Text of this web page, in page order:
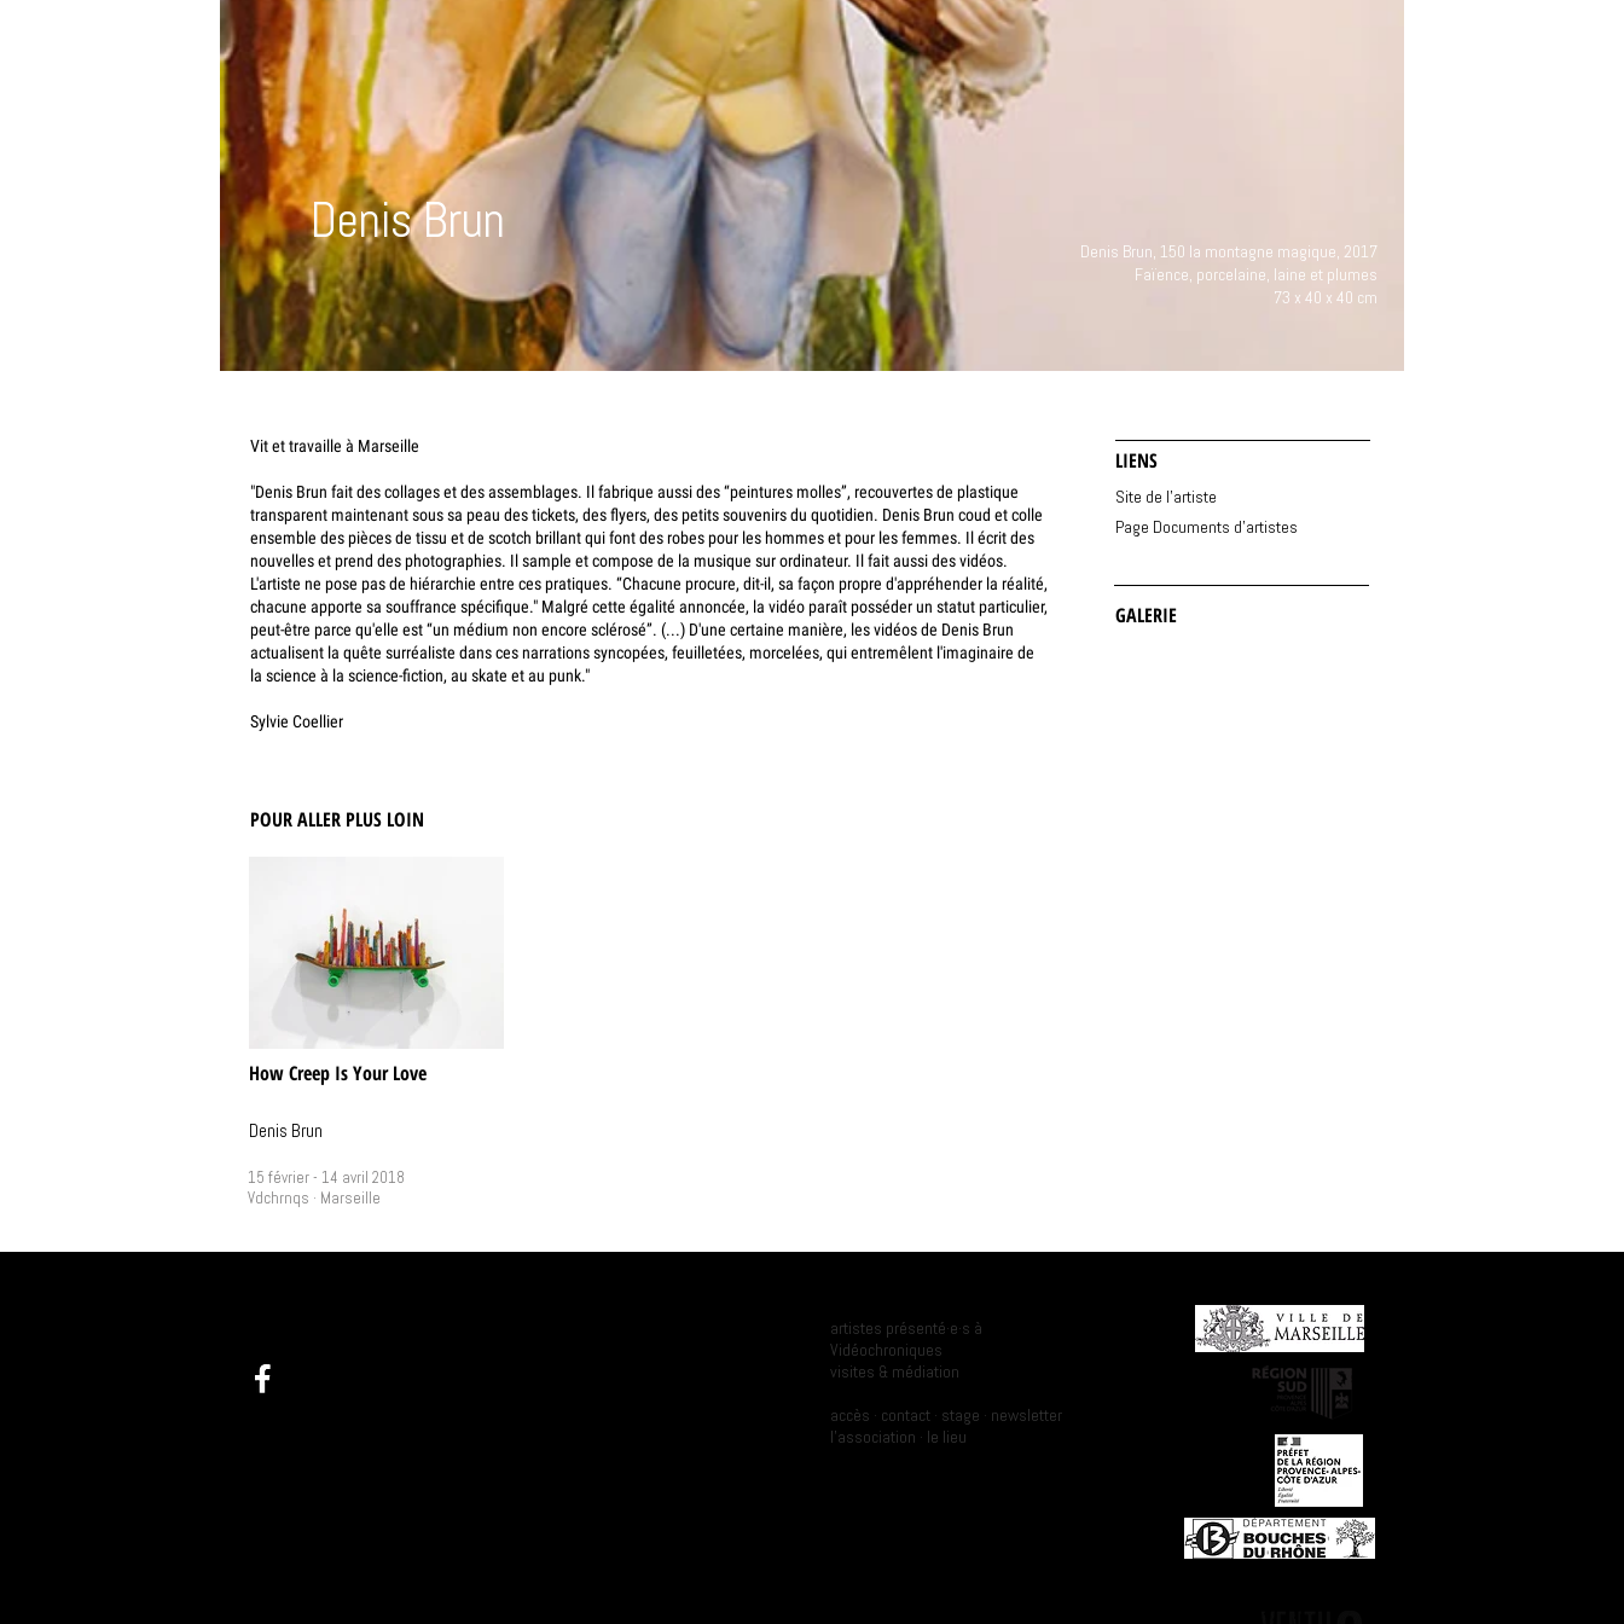
Denis Brun
Denis Brun, 150 la montagne magique, 2017
Faïence, porcelaine, laine et plumes
73 x 40 x 40 cm
Vit et travaille à Marseille
"Denis Brun fait des collages et des assemblages. Il fabrique aussi des “peintures molles”, recouvertes de plastique
transparent maintenant sous sa peau des tickets, des flyers, des petits souvenirs du quotidien. Denis Brun coud et colle
ensemble des pièces de tissu et de scotch brillant qui font des robes pour les hommes et pour les femmes. Il écrit des
nouvelles et prend des photographies. Il sample et compose de la musique sur ordinateur. Il fait aussi des vidéos.
L'artiste ne pose pas de hiérarchie entre ces pratiques. “Chacune procure, dit-il, sa façon propre d'appréhender la réalité,
chacune apporte sa souffrance spécifique." Malgré cette égalité annoncée, la vidéo paraît posséder un statut particulier,
peut-être parce qu'elle est “un médium non encore sclérosé”. (...) D'une certaine manière, les vidéos de Denis Brun
actualisent la quête surréaliste dans ces narrations syncopées, feuilletées, morcelées, qui entremêlent l'imaginaire de
la science à la science-fiction, au skate et au punk."
Sylvie Coellier
LIENS
Site de l'artiste
Page Documents d'artistes
GALERIE
POUR ALLER PLUS LOIN
How Creep Is Your Love
Denis Brun
15 février - 14 avril 2018
Vdchrnqs · Marseille
artistes présenté·e·s à
Vidéochroniques
visites & médiation
accès · contact · stage · newsletter
l'association · le lieu